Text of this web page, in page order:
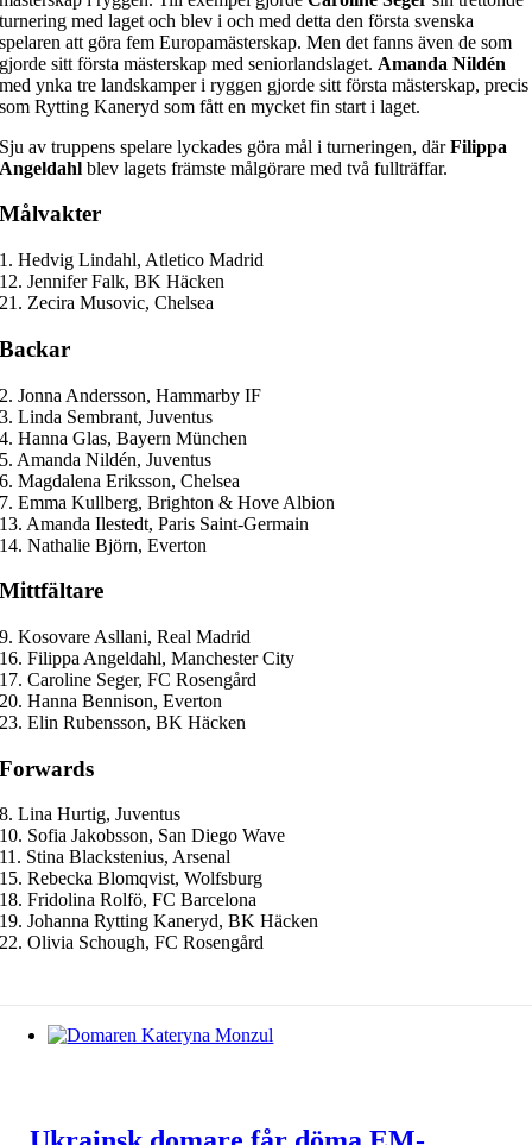
turnering med laget och blev i och med detta den första svenska
spelaren att göra fem Europamästerskap. Men det fanns även de som
gjorde sitt första mästerskap med seniorlandslaget. Amanda Nildén
med ynka tre landskamper i ryggen gjorde sitt första mästerskap, precis
som Rytting Kaneryd som fått en mycket fin start i laget.
Sju av truppens spelare lyckades göra mål i turneringen, därFilippa
Angeldahl blev lagets främste målgörare med två fullträffar.
Målvakter
1. Hedvig Lindahl, Atletico Madrid
12. Jennifer Falk, BK Häcken
21. Zecira Musovic, Chelsea
Backar
2. Jonna Andersson, Hammarby IF
3. Linda Sembrant, Juventus
4. Hanna Glas, Bayern München
5. Amanda Nildén, Juventus
6. Magdalena Eriksson, Chelsea
7. Emma Kullberg, Brighton & Hove Albion
13. Amanda Ilestedt, Paris Saint-Germain
14. Nathalie Björn, Everton
Mittfältare
9. Kosovare Asllani, Real Madrid
16. Filippa Angeldahl, Manchester City
17. Caroline Seger, FC Rosengård
20. Hanna Bennison, Everton
23. Elin Rubensson, BK Häcken
Forwards
8. Lina Hurtig, Juventus
10. Sofia Jakobsson, San Diego Wave
11. Stina Blackstenius, Arsenal
15. Rebecka Blomqvist, Wolfsburg
18. Fridolina Rolfö, FC Barcelona
19. Johanna Rytting Kaneryd, BK Häcken
22. Olivia Schough, FC Rosengård